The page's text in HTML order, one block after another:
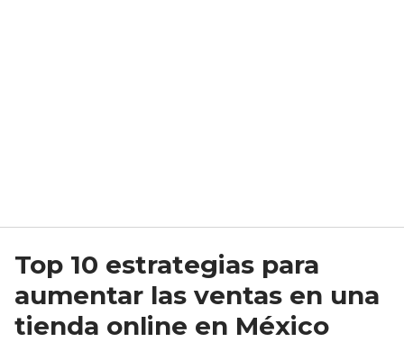
Top 10 estrategias para
aumentar las ventas en una
tienda online en México